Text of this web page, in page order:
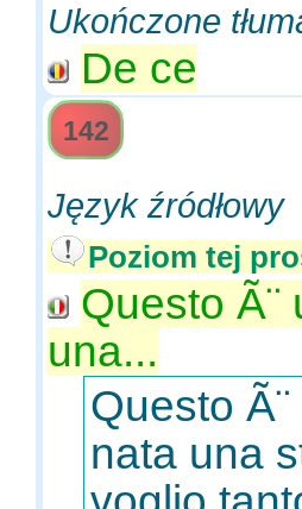
Ukończone
De ce
142
Język źródłowy
Poziom tej
Questo Ã¨
una...
Questo
nata una